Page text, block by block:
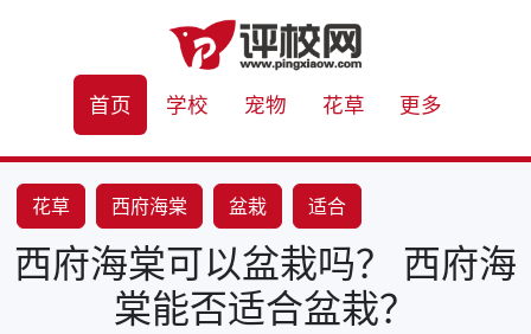
首页 学校 宠物 花草 更多
花草 西府海棠 盆栽 适合
西府海棠可以盆栽吗？ 西府海
棠能否适合盆栽？